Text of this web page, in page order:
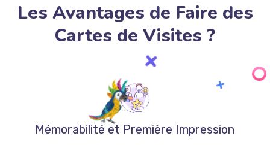
Les Avantages de Faire des
Cartes de Visites ?
Mémorabilité et Première Impression